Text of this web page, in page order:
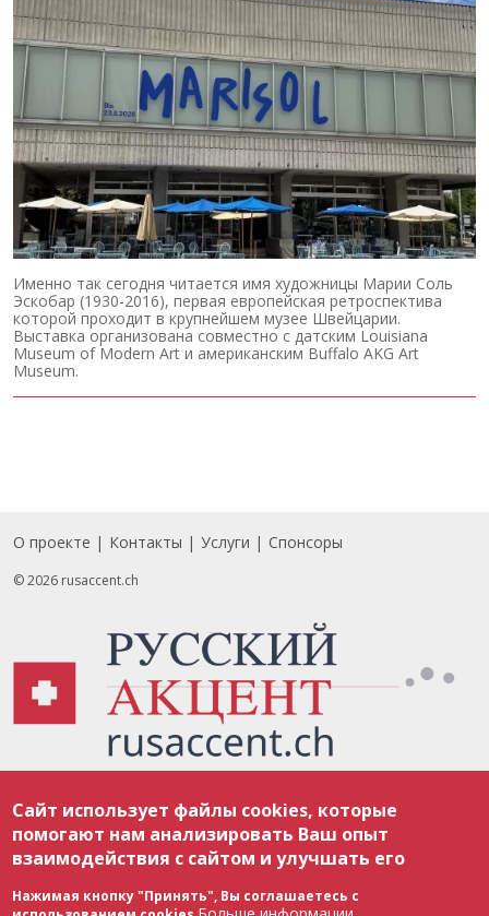
Именно так сегодня читается имя художницы Марии Соль
Эскобар (1930-2016), первая европейская ретроспектива
которой проходит в крупнейшем музее Швейцарии.
Выставка организована совместно с датским Louisiana
Museum of Modern Art и американским Buffalo AKG Art
Museum.
Footer
О проекте Контакты Услуги Спонсоры
© 2026 rusaccent.ch
соответствии с законодательством Швейцарии об авторском праве и
международными соглашениями. Полное или частичное использование
материалов возможно только с разрешения редакции. В случае полного
или частичного воспроизведения материалов сайта rusaccent.ch,
ОБЯЗАТЕЛЬНА АКТИВНАЯ ГИПЕРССЫЛКА на конкретный заимствованный
текст. Фотоизображения, размещенные редакцией rusaccent.ch, являются
ее исключительной собственностью. Полное или частичное
Сайт использует файлы cookies, которые
помогают нам анализировать Ваш опыт
взаимодействия с сайтом и улучшать его
Нажимая кнопку "Принять", Вы соглашаетесь с